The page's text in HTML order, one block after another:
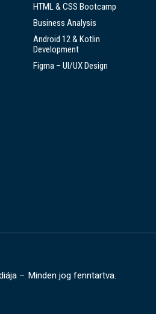
HTML & CSS Bootcamp
Business Analysis
Android 12 & Kotlin
Development
Figma – UI/UX Design
– Minden jog fenntartva.